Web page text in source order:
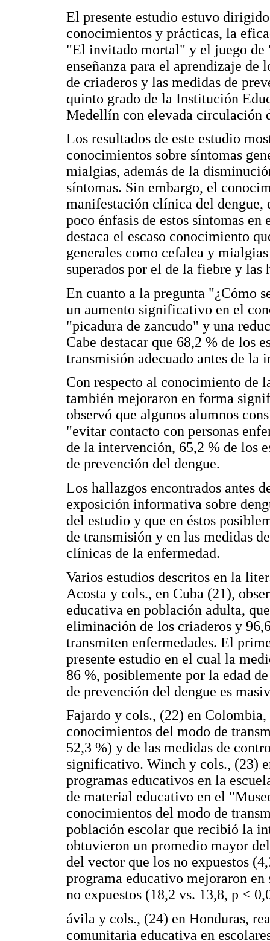
El presente estudio estuvo
conocimientos y prácticas, la
"El invitado mortal" y el juego de
enseñanza para el aprendizaje
de criaderos y las medidas de
quinto grado de la Institución
Medellín con elevada circulación
Los resultados de este estudio
conocimientos sobre síntomas
mialgias, además de la
síntomas. Sin embargo, el
manifestación clínica del dengue,
poco énfasis de estos síntomas
destaca el escaso conocimiento
generales como cefalea y
superados por el de la fiebre y las
En cuanto a la pregunta "¿Cómo
un aumento significativo en el
"picadura de zancudo" y una
Cabe destacar que 68,2 % de los
transmisión adecuado antes de la
Con respecto al conocimiento de
también mejoraron en forma
observó que algunos alumnos
"evitar contacto con personas
de la intervención, 65,2 % de los
de prevención del dengue.
Los hallazgos encontrados antes
exposición informativa sobre
del estudio y que en éstos
de transmisión y en las medidas
clínicas de la enfermedad.
Varios estudios descritos en la
Acosta y cols., en Cuba (21),
educativa en población adulta,
eliminación de los criaderos y
transmiten enfermedades. El
presente estudio en el cual la
86 %, posiblemente por la edad
de prevención del dengue es
Fajardo y cols., (22) en
conocimientos del modo de
52,3 %) y de las medidas de
significativo. Winch y cols., (23)
programas educativos en la
de material educativo en el
conocimientos del modo de
población escolar que recibió la
obtuvieron un promedio mayor
del vector que los no expuestos
programa educativo mejoraron en
no expuestos (18,2 vs. 13,8, p <
ávila y cols., (24) en Honduras,
comunitaria educativa en